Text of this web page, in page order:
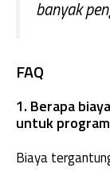
banyak
FAQ
1. Berapa
untuk program
Biaya